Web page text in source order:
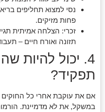
נסי למצוא תחליפים
פחות מזיקים.
זכרי: הצלחה אמיתית
תזונה ואורח חיים –
4. יכול להיות
תפקיד?
אם את עוקבת אחרי כל
במשקל, את לא מדמיינת.